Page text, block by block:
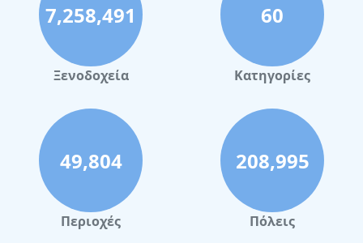
Ξενοδοχεία στο Λουτράκι
Ξενοδοχεία στη Σκιάθο
Ξενοδοχεία στην Πόλη Χανίων
Ξενοδοχεία στη Μύκονο
Ξενοδοχεία στη Μονεμβασιά
Ξενοδοχεία στην Πορταριά
Ξενοδοχεία στην Καλαμπάκα
7,258,491
Ξενοδοχεία
60
Κατηγορίες
49,804
Περιοχές
208,995
Πόλεις